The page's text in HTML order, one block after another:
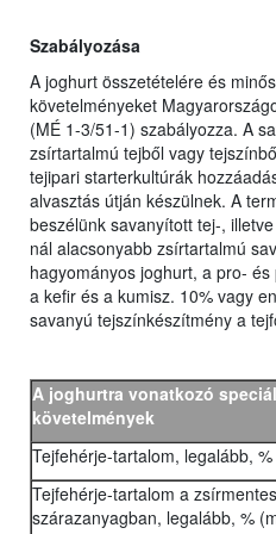
Szabályozása
A joghurt összetételére és
követelményeket
(MÉ 1-3/51-1) szabályozza. A
zsírtartalmú tejből vagy
tejipari starterkultúrák
alvasztás útján készülnek. A
beszélünk savanyított tej-,
nál alacsonyabb zsírtartalmú
hagyományos joghurt, a pro-
a kefir és a kumisz. 10% vagy
savanyú tejszínkészítmény a
A joghurtra vonatkozó
követelmények
Tejfehérje-tartalom, legalább,
Tejfehérje-tartalom a zsírmentes
szárazanyagban, legalább, %